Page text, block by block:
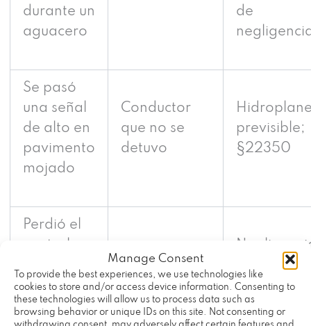
Manage Consent
To provide the best experiences, we use technologies like
cookies to store and/or access device information. Consenting to
these technologies will allow us to process data such as
browsing behavior or unique IDs on this site. Not consenting or
durante un
aguacero
de
Se pasó
una señal
de alto en
pavimento
mojado
Conductor
que no se
detuvo
previsible;
§22350
Perdió el
una curva
y cruzó la
línea
Conductor
que cruzó
posible
infracción
§21651